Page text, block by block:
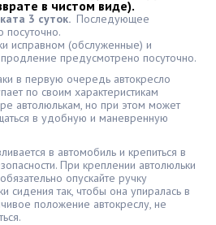
в чистом виде).
3 суток. Последующее
исправном (обслуженные) и
предусмотрено посуточно.
в первую очередь автокресло
по своим характеристикам
автолюлькам, но при этом может
в удобную и маневренную
в автомобиль и крепиться в
При креплении автолюльки
опускайте ручку
сидения так, чтобы она упиралась в
положение автокреслу, не